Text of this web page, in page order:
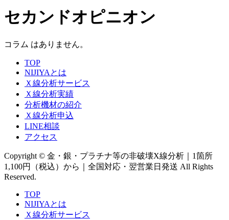
セカンドオピニオン
コラム はありません。
TOP
NIJIYAとは
Ｘ線分析サービス
Ｘ線分析実績
分析機材の紹介
Ｘ線分析申込
LINE相談
アクセス
Copyright © 金・銀・プラチナ等の非破壊X線分析｜1箇所
1,100円（税込）から｜全国対応・翌営業日発送 All Rights
Reserved.
TOP
NIJIYAとは
Ｘ線分析サービス